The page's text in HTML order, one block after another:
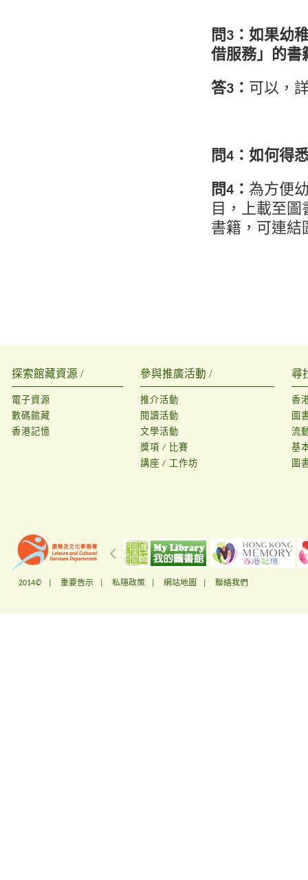
問3：如果幼
借服務」的書
答3： 可以，
問4：如何得
問4： 為方便
目，上載至圖
書籍，可連結
探索館藏資源 /
電子資源
數碼館藏
香港記憶
參與推廣活動 /
推介活動
閱讀活動
文學活動
獎項 / 比賽
講座 / 工作坊
尋
香
圖
流
基
圖
2014© | 重要告示 私隱政策 網站地圖 聯絡我們